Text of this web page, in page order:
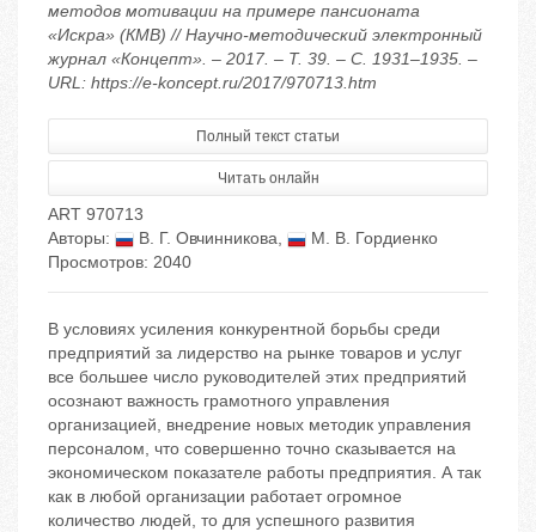
методов мотивации на примере пансионата
«Искра» (КМВ) // Научно-методический электронный
журнал «Концепт». – 2017. – Т. 39. – С. 1931–1935. –
URL: https://e-koncept.ru/2017/970713.htm
Полный текст статьи
Читать онлайн
ART 970713
Авторы:
В. Г. Овчинникова,
М. В. Гордиенко
Просмотров: 2040
В условиях усиления конкурентной борьбы среди
предприятий за лидерство на рынке товаров и услуг
все большее число руководителей этих предприятий
осознают важность грамотного управления
организацией, внедрение новых методик управления
персоналом, что совершенно точно сказывается на
экономическом показателе работы предприятия. А так
как в любой организации работает огромное
количество людей, то для успешного развития